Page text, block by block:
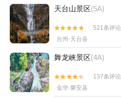
天台山景区(5A)


521条评论
台州·天台县
舞龙峡景区(4A)


137条评论
金华·磐安县